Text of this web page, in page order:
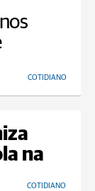
COTIDIANO
na
COTIDIANO